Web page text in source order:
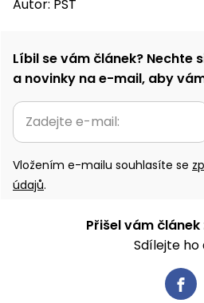
Autor: PST
Líbil se vám článek? Nechte
a novinky na e-mail, aby
Vložením e-mailu souhlasíte se
údajů.
Přišel vám
Sdílejte ho